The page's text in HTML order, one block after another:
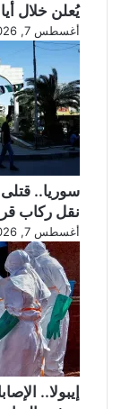
يُعلن خلال
أغسطس 7, 2026
سوريا..
نقل ركاب
أغسطس 7, 2026